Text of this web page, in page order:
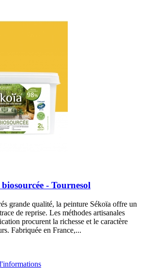
- Tournesol
grande qualité, la peinture Sékoïa offre un
de reprise. Les méthodes artisanales
procurent la richesse et le caractère
Fabriquée en France,...